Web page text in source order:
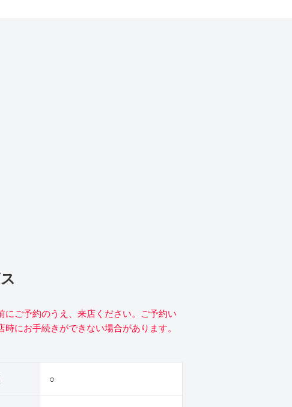
にご予約のうえ、来店ください。ご予約い
にお手続きができない場合があります。
○